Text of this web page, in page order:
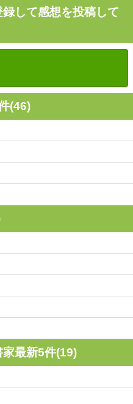
して感想を投稿して
(46)
最新5件(19)